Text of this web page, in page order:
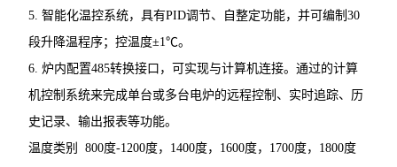
5. 智能化温控系统，具有PID调节、自整定功能，并可编制30
段升降温程序；控温度±1℃。
6. 炉内配置485转换接口，可实现与计算机连接。通过的计算
机控制系统来完成单台或多台电炉的远程控制、实时追踪、历
史记录、输出报表等功能。
温度类别 800度-1200度，1400度，1600度，1700度，1800度